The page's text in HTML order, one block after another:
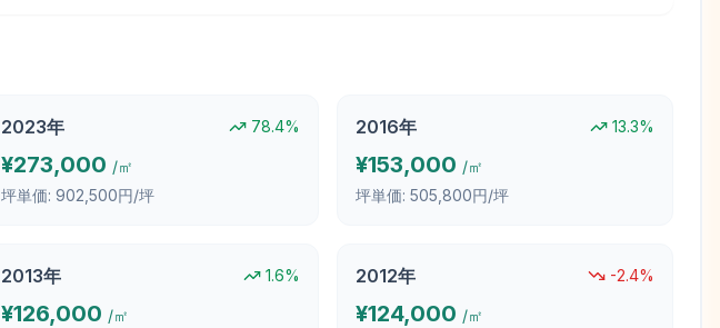
2023年 78.4%
¥273,000 /㎡
坪単価: 902,500円/坪
2016年 13.3%
¥153,000 /㎡
坪単価: 505,800円/坪
2013年 1.6%
¥126,000 /㎡
2012年 -2.4%
¥124,000 /㎡